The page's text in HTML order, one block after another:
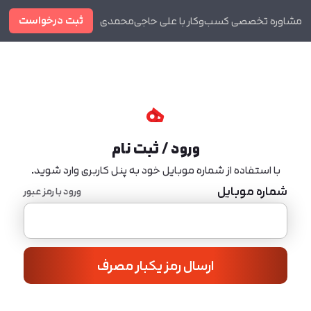
مشاوره تخصصی کسب‌وکار با علی حاجی‌محمدی ثبت درخواست
ورود / ثبت نام
با استفاده از شماره موبایل خود به پنل کاربری وارد شوید.
شماره موبایل ورود با رمز عبور
ارسال رمز یکبار مصرف